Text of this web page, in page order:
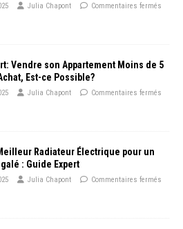
Julia Chapont Commentaires fermés
Vendre son Appartement Moins de 5
Est-ce Possible?
Julia Chapont Commentaires fermés
Radiateur Électrique pour un
: Guide Expert
Julia Chapont Commentaires fermés